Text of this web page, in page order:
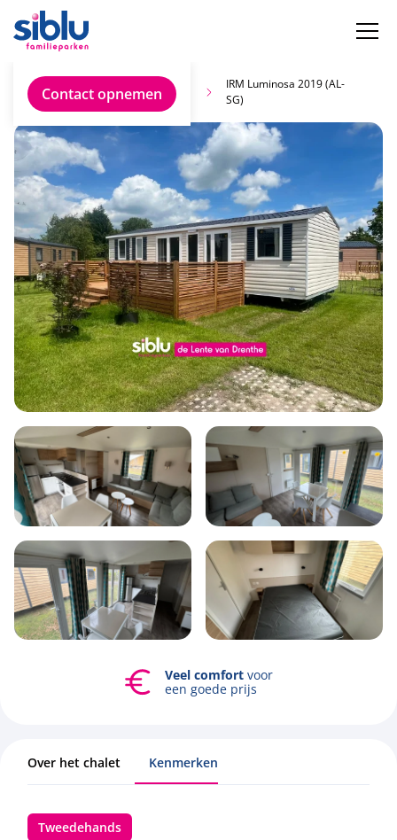
Contact opnemen
chalet
IRM Luminosa 2019 (AL-
SG)
6 1 3 43m2
Bekijk alle foto's
Veel comfortvoor
een goede prijs
Over het chalet Kenmerken
Tweedehands